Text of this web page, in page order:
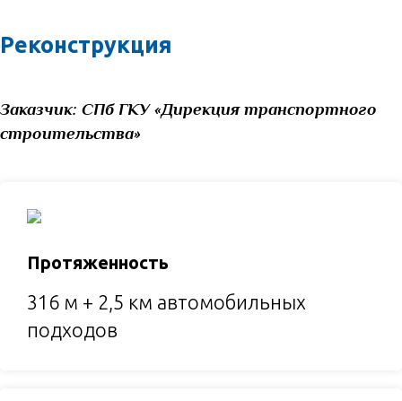
Реконструкция
Заказчик: СПб ГКУ «Дирекция транспортного
строительства»
Протяженность
316 м + 2,5 км автомобильных
подходов